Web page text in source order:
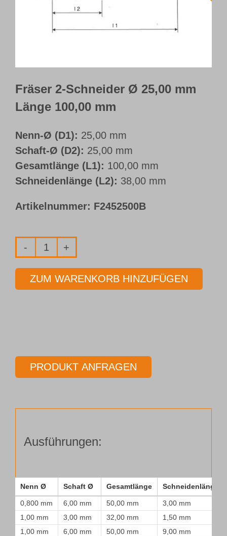
Webshop
Fräser 2-Schneider Ø 25,00 mm
Länge 100,00 mm
Nenn-Ø (D1): 25,00 mm
Schaft-Ø (D2): 25,00 mm
Gesamtlänge (L1): 100,00 mm
Schneidenlänge (L2): 38,00 mm
Artikelnummer: F2452500B
Fräser
2-
Schneider
100,00
mm
ZUM WARENKORB HINZUFÜGEN
PRODUKT ANFRAGEN
Ausführungen:
Nenn Ø Schaft Ø Gesamtlänge Schneidenlänge
0,800 mm 6,00 mm 50,00 mm
3,00 mm
1,00 mm
3,00 mm 32,00 mm
1,50 mm
1,00 mm
6,00 mm 50,00 mm
9,00 mm